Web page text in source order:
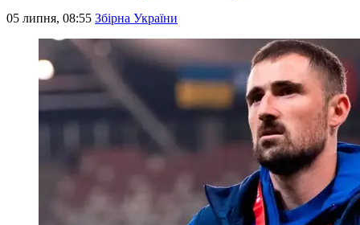
05 липня, 08:55 Збірна України